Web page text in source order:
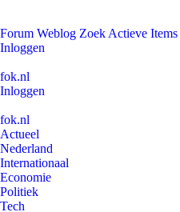
Forum Weblog Zoek Actieve Items
Inloggen
fok.nl
Inloggen
fok.nl
Actueel
Nederland
Internationaal
Economie
Politiek
Tech